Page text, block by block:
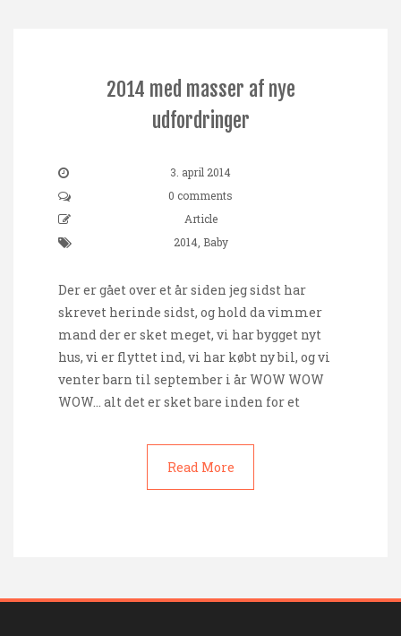
2014 med masser af nye
udfordringer
3. april 2014
0 comments
Article
2014, Baby
Der er gået over et år siden jeg sidst har
skrevet herinde sidst, og hold da vimmer
mand der er sket meget, vi har bygget nyt
hus, vi er flyttet ind, vi har købt ny bil, og vi
venter barn til september i år WOW WOW
WOW… alt det er sket bare inden for et
Read More